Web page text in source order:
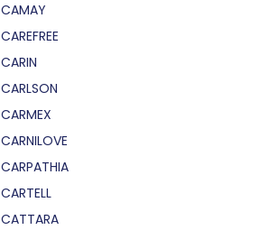
CAMAY
CAREFREE
CARIN
CARLSON
CARMEX
CARNILOVE
CARPATHIA
CARTELL
CATTARA